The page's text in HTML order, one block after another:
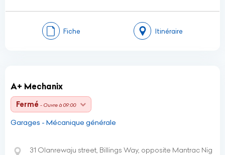
Fiche Itinéraire
A+ Mechanix
Fermé - Ouvre à 09:00
Garages - Mécanique générale
31 Olanrewaju street, Billings Way, opposite Mantrac Nig